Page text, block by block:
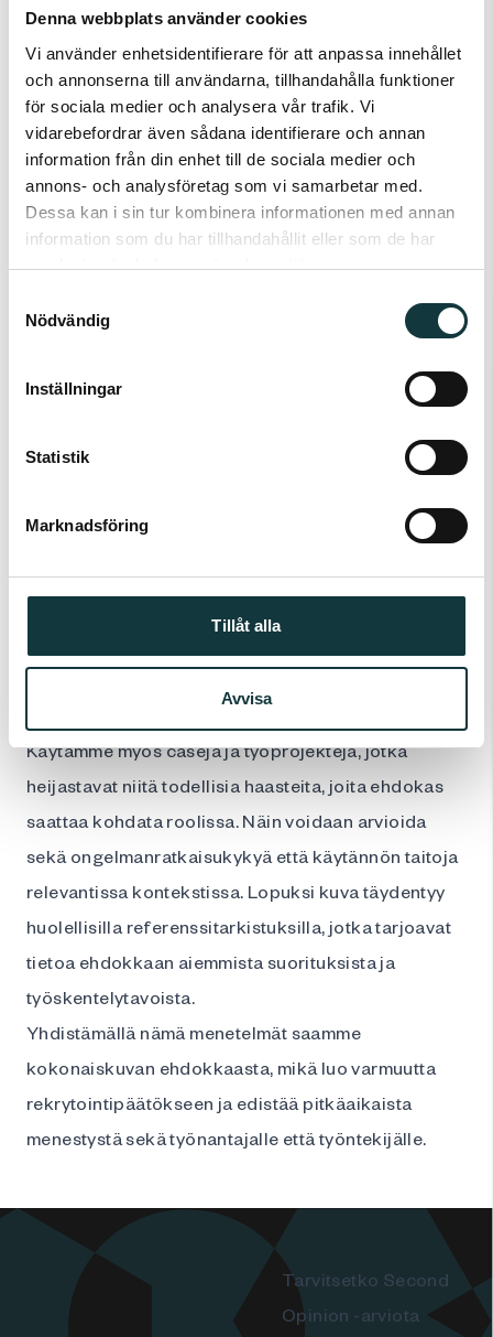
Denna webbplats använder cookies
Vi använder enhetsidentifierare för att anpassa innehållet
och annonserna till användarna, tillhandahålla funktioner
för sociala medier och analysera vår trafik. Vi
vidarebefordrar även sådana identifierare och annan
information från din enhet till de sociala medier och
annons- och analysföretag som vi samarbetar med.
Dessa kan i sin tur kombinera informationen med annan
information som du har tillhandahållit eller som de har
samlat in när du har använt deras tjänster.
Nödvändig
Inställningar
Statistik
Marknadsföring
Tillåt alla
Avvisa
helpottaa yhteisen näkemyksen muodostamista ja
lisää varmuutta koko rekrytointiryhmässä. Samalla
se luo ehdokkaille ammattimaisen ja huolellisesti
johdetun kokemuksen.
Second Opinionin menetelmät ja työkalut
arvioinnin tuottamiseen. Korkean laadun ja
hyödynnämme yhdistelmää hyväksi todettuja
Keskeinen osa ovat työpsykologiset testit, jotka
kognitiivisia kykyjä. Nämä testit ovat tieteellisesti
perusteltuja ja antavat selkeän kuvan ehdokkaan
Käytämme myös caseja ja työprojekteja, jotka
heijastavat niitä todellisia haasteita, joita ehdokas
saattaa kohdata roolissa. Näin voidaan arvioida
sekä ongelmanratkaisukykyä että käytännön taitoja
relevantissa kontekstissa. Lopuksi kuva täydentyy
huolellisilla referenssitarkistuksilla, jotka tarjoavat
tietoa ehdokkaan aiemmista suorituksista ja
työskentelytavoista.
Yhdistämällä nämä menetelmät saamme
kokonaiskuvan ehdokkaasta, mikä luo varmuutta
rekrytointipäätökseen ja edistää pitkäaikaista
menestystä sekä työnantajalle että työntekijälle.
Tarvitsetko Second
Opinion -arviota